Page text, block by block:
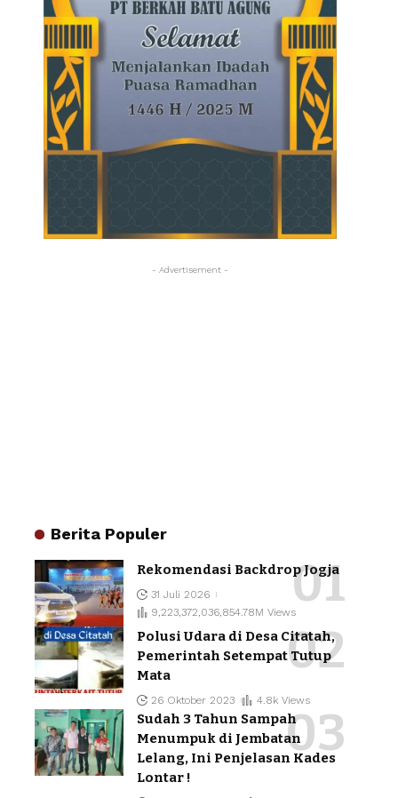
- Advertisement -
Berita Populer
Rekomendasi Backdrop Jogja
31 Juli 2026
9,223,372,036,854.78M Views
Polusi Udara di Desa Citatah,
Pemerintah Setempat Tutup
Mata
26 Oktober 2023 4.8k Views
Sudah 3 Tahun Sampah
Menumpuk di Jembatan
Lelang, Ini Penjelasan Kades
Lontar !